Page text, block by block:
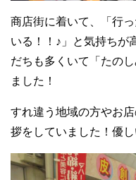
商店街に着いて、「行
いる！！♪」と気持ちが
だちも多くいて「たの
ました！
すれ違う地域の方やお
拶をしていました！優